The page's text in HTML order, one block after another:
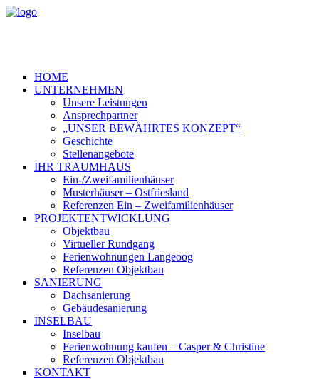
HOME
UNTERNEHMEN
Unsere Leistungen
Ansprechpartner
„UNSER BEWÄHRTES KONZEPT“
Geschichte
Stellenangebote
IHR TRAUMHAUS
Ein-/Zweifamilienhäuser
Musterhäuser – Ostfriesland
Referenzen Ein – Zweifamilienhäuser
PROJEKTENTWICKLUNG
Objektbau
Virtueller Rundgang
Ferienwohnungen Langeoog
Referenzen Objektbau
SANIERUNG
Dachsanierung
Gebäudesanierung
INSELBAU
Inselbau
Ferienwohnung kaufen – Casper & Christine
Referenzen Objektbau
KONTAKT